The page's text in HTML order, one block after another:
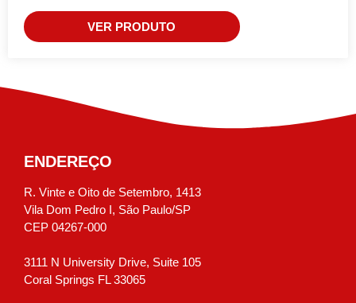
VER PRODUTO
ENDEREÇO
R. Vinte e Oito de Setembro, 1413
Vila Dom Pedro I, São Paulo/SP
CEP 04267-000
3111 N University Drive, Suite 105
Coral Springs FL 33065